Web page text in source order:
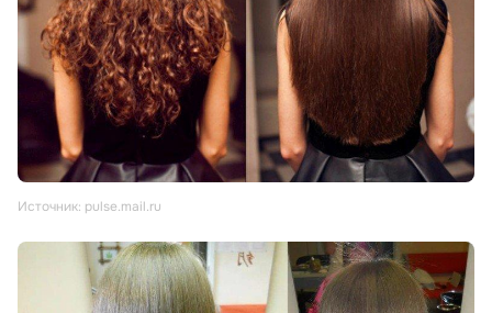
Источник: pulse.mail.ru